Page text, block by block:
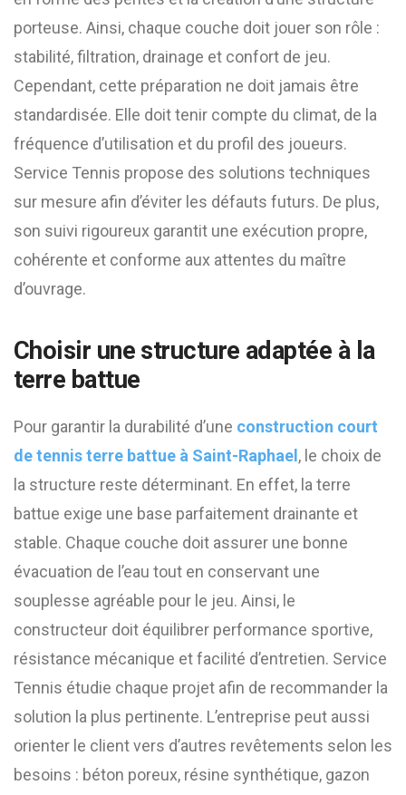
porteuse. Ainsi, chaque couche doit jouer son rôle :
stabilité, filtration, drainage et confort de jeu.
Cependant, cette préparation ne doit jamais être
standardisée. Elle doit tenir compte du climat, de la
fréquence d’utilisation et du profil des joueurs.
Service Tennis propose des solutions techniques
sur mesure afin d’éviter les défauts futurs. De plus,
son suivi rigoureux garantit une exécution propre,
cohérente et conforme aux attentes du maître
d’ouvrage.
Choisir une structure adaptée à la
terre battue
Pour garantir la durabilité d’une construction court
de tennis terre battue à Saint-Raphael , le choix de
la structure reste déterminant. En effet, la terre
battue exige une base parfaitement drainante et
stable. Chaque couche doit assurer une bonne
évacuation de l’eau tout en conservant une
souplesse agréable pour le jeu. Ainsi, le
constructeur doit équilibrer performance sportive,
résistance mécanique et facilité d’entretien. Service
Tennis étudie chaque projet afin de recommander la
solution la plus pertinente. L’entreprise peut aussi
orienter le client vers d’autres revêtements selon les
besoins : béton poreux, résine synthétique, gazon